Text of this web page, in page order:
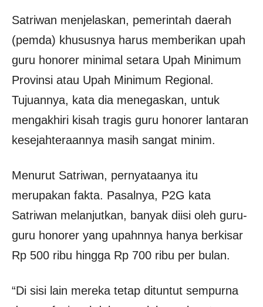
Satriwan menjelaskan, pemerintah daerah
(pemda) khususnya harus memberikan upah
guru honorer minimal setara Upah Minimum
Provinsi atau Upah Minimum Regional.
Tujuannya, kata dia menegaskan, untuk
mengakhiri kisah tragis guru honorer lantaran
kesejahteraannya masih sangat minim.
Menurut Satriwan, pernyataanya itu
merupakan fakta. Pasalnya, P2G kata
Satriwan melanjutkan, banyak diisi oleh guru-
guru honorer yang upahnnya hanya berkisar
Rp 500 ribu hingga Rp 700 ribu per bulan.
“Di sisi lain mereka tetap dituntut sempurna